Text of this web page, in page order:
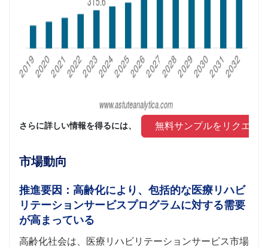
さらに詳しい情報を得るには、 無料サンプルをリクエス
市場動向
推進要因：高齢化により、包括的な医療リハビ
リテーションサービスプログラムに対する需要
が高まっている
高齢化社会は、医療リハビリテーションサービス市場